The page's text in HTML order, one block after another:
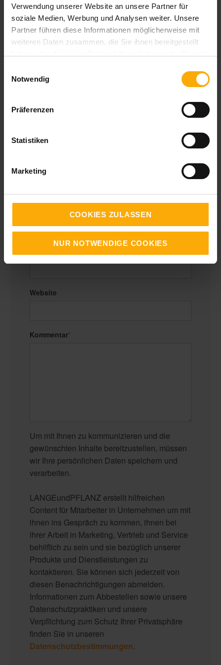
Verwendung unserer Website an unsere Partner für
soziale Medien, Werbung und Analysen weiter. Unsere
Partner führen diese Informationen möglicherweise mit
weiteren Daten zusammen, die Sie ihnen bereitgestellt
Notwendig
Präferenzen
Statistiken
Marketing
COOKIES ZULASSEN
NUR NOTWENDIGE COOKIES
Vorname
Website
Kommentar*
Um mit Ihnen zu kommunizieren und die
gewünschten Inhalte bereitzustellen, müssen
wir Ihre persönlichen Daten speichern und
verarbeiten.
LANGEundPFLANZ erstellt hilfreichen
Content für Mitarbeiter in Unternehmen um mit
ihnen ins Gespräch zu kommen, ihnen bei
ihrer Arbeit in Marketing, Vertrieb und Service
behilflich zu sein und sie bezüglich unserer
Produkte und Dienstleistungen zu
kontaktieren. Sie können sich jederzeit von
diesen Benachrichtigungen abmelden.
Informationen zum Abbestellen sowie unsere
Datenschutzpraktiken und unsere
Verpflichtung zum Schutz Ihrer Privatsphäre
finden Sie in unseren
Datenschutzbestimmungen.